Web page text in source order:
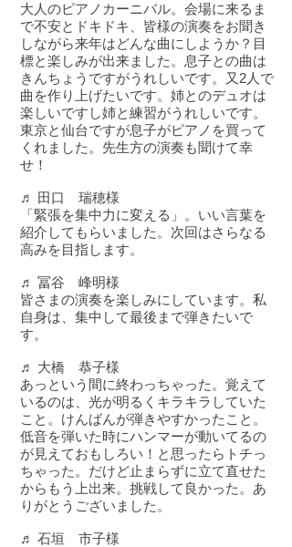
大人のピアノカーニバル。会場に来るま
で不安とドキドキ、皆様の演奏をお聞き
しながら来年はどんな曲にしようか？目
標と楽しみが出来ました。息子との曲は
きんちょうですがうれしいです。又2人で
曲を作り上げたいです。姉とのデュオは
楽しいですし姉と練習がうれしいです。
東京と仙台ですが息子がピアノを買って
くれました。先生方の演奏も聞けて幸
せ！
♬ 田口 瑞穂様
「緊張を集中力に変える」。いい言葉を
紹介してもらいました。次回はさらなる
高みを目指します。
♬ 冨谷 峰明様
皆さまの演奏を楽しみにしています。私
自身は、集中して最後まで弾きたいで
す。
♬ 大橋 恭子様
あっという間に終わっちゃった。覚えて
いるのは、光が明るくキラキラしていた
こと。けんばんが弾きやすかったこと。
低音を弾いた時にハンマーが動いてるの
が見えておもしろい！と思ったらトチっ
ちゃった。だけど止まらずに立て直せた
からもう上出来。挑戦して良かった。あ
りがとうございました。
♬ 石垣 市子様